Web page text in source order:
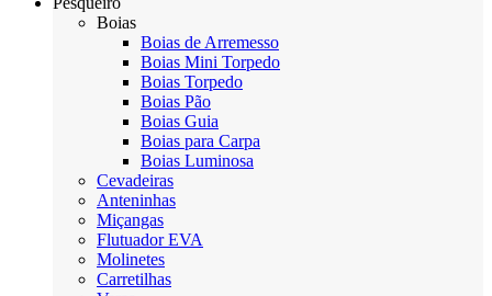
Boias
Boias de Arremesso
Boias Mini Torpedo
Boias Torpedo
Boias Pão
Boias Guia
Boias para Carpa
Boias Luminosa
Cevadeiras
Anteninhas
Miçangas
Flutuador EVA
Molinetes
Carretilhas